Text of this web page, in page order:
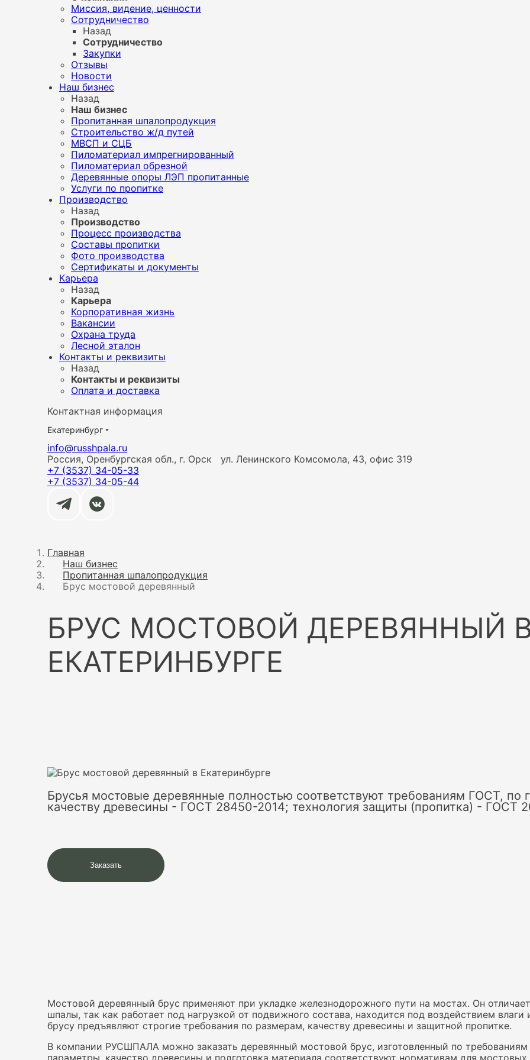
Миссия, видение, ценности
Сотрудничество
Назад
Сотрудничество
Закупки
Отзывы
Новости
Наш бизнес
Назад
Наш бизнес
Пропитанная шпалопродукция
Строительство ж/д путей
МВСП и СЦБ
Пиломатериал импрегнированный
Пиломатериал обрезной
Деревянные опоры ЛЭП пропитанные
Услуги по пропитке
Производство
Назад
Производство
Процесс производства
Составы пропитки
Фото производства
Сертификаты и документы
Карьера
Назад
Карьера
Корпоративная жизнь
Вакансии
Охрана труда
Лесной эталон
Контакты и реквизиты
Назад
Контакты и реквизиты
Оплата и доставка
Контактная информация
Екатеринбург
info@russhpala.ru
Россия, Оренбургская обл., г. Орск ул. Ленинского Комсомола, 43, офис 319
+7 (3537) 34-05-33
+7 (3537) 34-05-44
Главная
Наш бизнес
Пропитанная шпалопродукция
Брус мостовой деревянный
БРУС МОСТОВОЙ ДЕРЕВЯННЫЙ
ЕКАТЕРИНБУРГЕ
Брусья мостовые деревянные полностью соответствуют требованиям ГОСТ, по
качеству древесины - ГОСТ 28450-2014; технология защиты (пропитка) - ГОСТ
Заказать
Мостовой деревянный брус применяют при укладке железнодорожного пути на мостах. Он
шпалы, так как работает под нагрузкой от подвижного состава, находится под воздействием
брусу предъявляют строгие требования по размерам, качеству древесины и защитной пропитке.
В компании РУСШПАЛА можно заказать деревянный мостовой брус, изготовленный по